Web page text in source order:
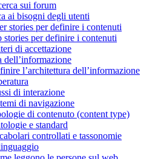
sui forum
ai bisogni degli utenti
stories per definire i contenuti
stories per definire i contenuti
di accettazione
dell’informazione
l’architettura dell’informazione
di interazione
di navigazione
di contenuto (content type)
e standard
controllati e tassonomie